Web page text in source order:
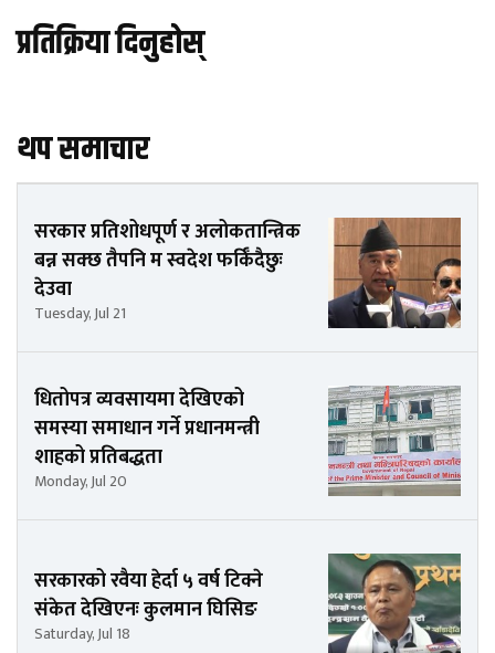
प्रतिक्रिया दिनुहोस्
थप समाचार
सरकार प्रतिशोधपूर्ण र अलोकतान्त्रिक
बन्न सक्छ तैपनि म स्वदेश फर्किँदैछुः
देउवा
Tuesday, Jul 21
धितोपत्र व्यवसायमा देखिएको
समस्या समाधान गर्ने प्रधानमन्त्री
शाहको प्रतिबद्धता
Monday, Jul 20
सरकारको रवैया हेर्दा ५ वर्ष टिक्ने
संकेत देखिएनः कुलमान घिसिङ
Saturday, Jul 18